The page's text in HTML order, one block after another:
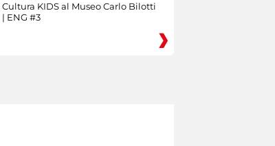
Cultura KIDS al Museo Carlo Bilotti
| ENG #3